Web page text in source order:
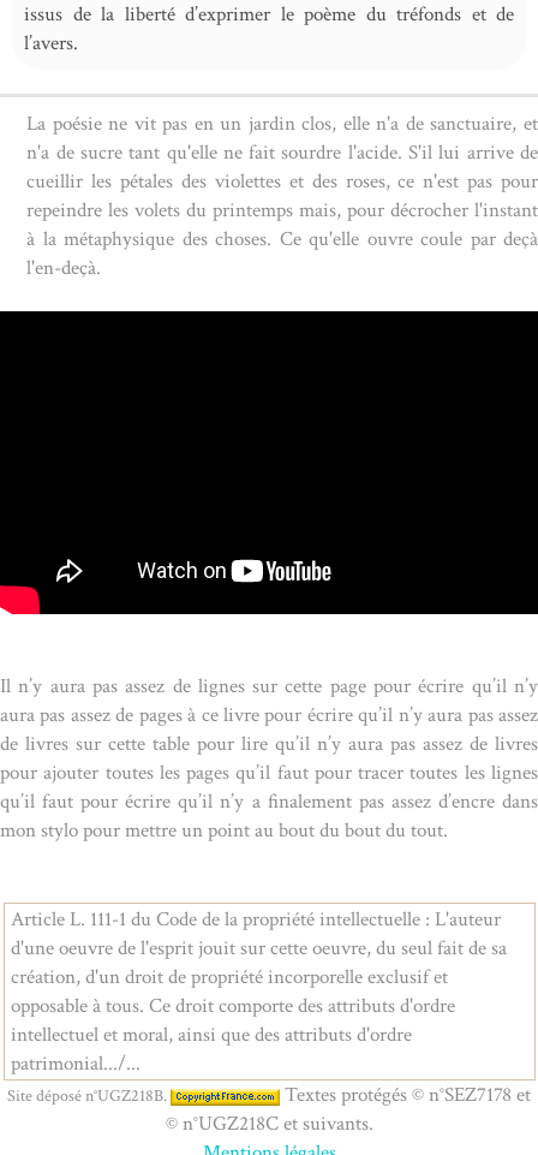
issus de la liberté d’exprimer le poème du tréfonds et de
l’avers.
La poésie ne vit pas en un jardin clos, elle n'a de sanctuaire, et
n'a de sucre tant qu'elle ne fait sourdre l'acide. S'il lui arrive de
cueillir les pétales des violettes et des roses, ce n'est pas pour
repeindre les volets du printemps mais, pour décrocher l'instant
à la métaphysique des choses. Ce qu'elle ouvre coule par deçà
l'en-deçà.
Il n’y aura pas assez de lignes sur cette page pour écrire qu’il n’y
aura pas assez de pages à ce livre pour écrire qu’il n’y aura pas assez
de livres sur cette table pour lire qu’il n’y aura pas assez de livres
pour ajouter toutes les pages qu’il faut pour tracer toutes les lignes
qu’il faut pour écrire qu’il n’y a finalement pas assez d’encre dans
mon stylo pour mettre un point au bout du bout du tout.
Article L. 111-1 du Code de la propriété intellectuelle : L'auteur
d'une oeuvre de l'esprit jouit sur cette oeuvre, du seul fait de sa
création, d'un droit de propriété incorporelle exclusif et
opposable à tous. Ce droit comporte des attributs d'ordre
intellectuel et moral, ainsi que des attributs d'ordre
patrimonial.../...
Site déposé n°UGZ218B.
Textes protégés © n°SEZ7178 et
© n°UGZ218C et suivants.